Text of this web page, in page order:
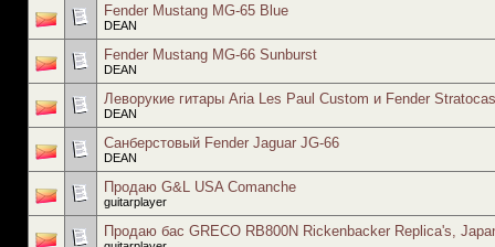
Fender Mustang MG-65 Blue
DEAN
Fender Mustang MG-66 Sunburst
DEAN
Леворукие гитары Aria Les Paul Custom и Fender
DEAN
Санберстовый Fender Jaguar JG-66
DEAN
Продаю G&L USA Comanche
guitarplayer
Продаю бас GRECO RB800N Rickenbacker Replica's,